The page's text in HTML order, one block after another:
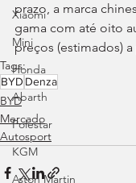
Xiaomi
Mini
Honda
Abarth
Polestar
KGM
Aston Martin
prazo, a marca
gama com até oito
preços (estimados) a
Tags:
BYD Denza
BYD
Mercado
Autosport